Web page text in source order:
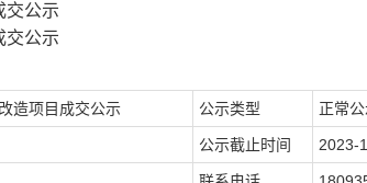
交公示
交公示
造项目成交公示 公示类型 正常
公示截止时间 2023-